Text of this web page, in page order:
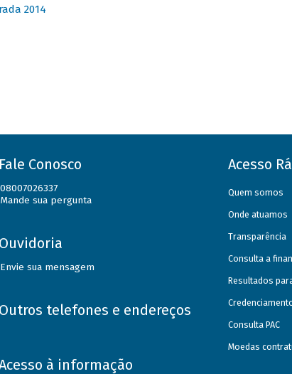
2014
Fale Conosco
08007026337
Mande sua pergunta
Ouvidoria
Envie sua mensagem
Outros telefones e endereços
à informação
Acesso
Quem somos
Onde atuamos
Transparência
Consulta a
Resultados
Consulta PAC
Moedas